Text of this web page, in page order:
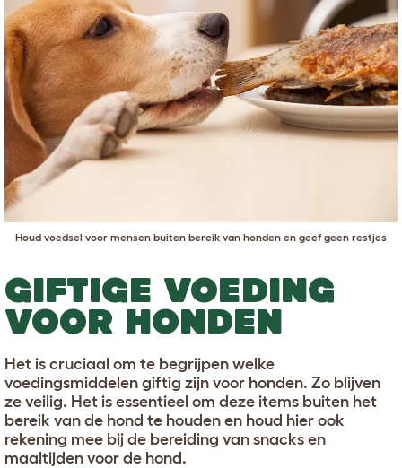
Houd voedsel voor mensen buiten bereik van honden en geef geen restjes
GIFTIGE VOEDING
VOOR HONDEN
Het is cruciaal om te begrijpen welke
voedingsmiddelen giftig zijn voor honden. Zo blijven
ze veilig. Het is essentieel om deze items buiten het
bereik van de hond te houden en houd hier ook
rekening mee bij de bereiding van snacks en
maaltijden voor de hond.